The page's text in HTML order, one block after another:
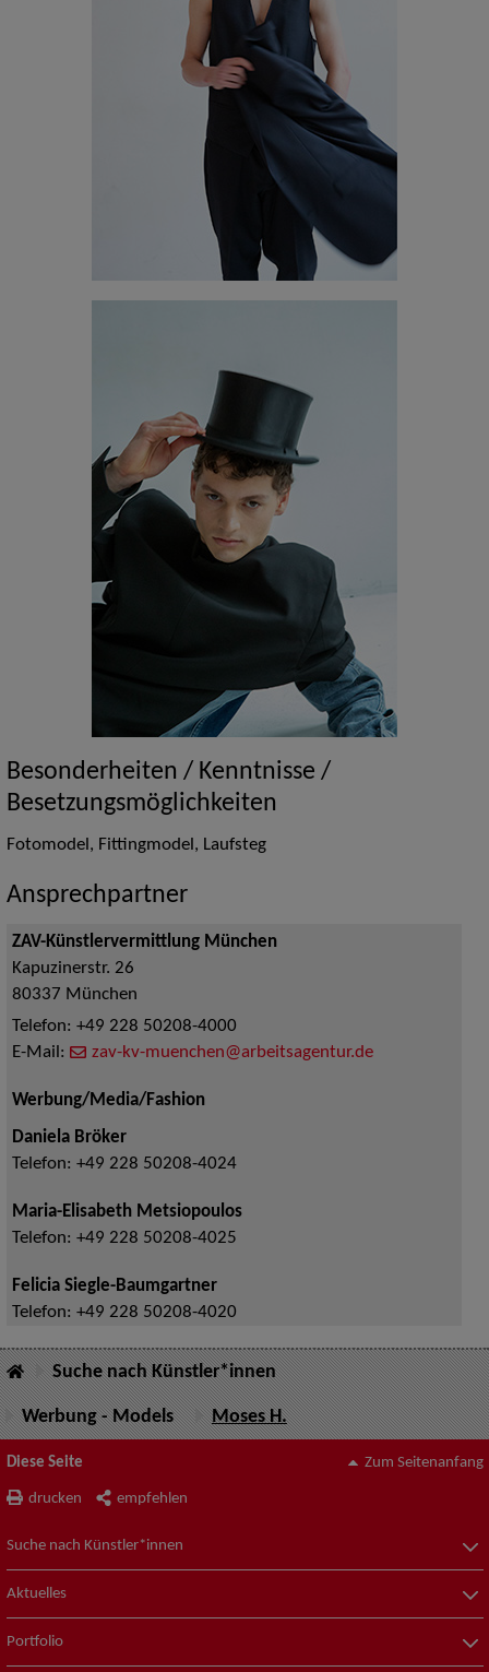
Besonderheiten / Kenntnisse /
Besetzungsmöglichkeiten
Fotomodel, Fittingmodel, Laufsteg
Ansprechpartner
ZAV-Künstlervermittlung München
Kapuzinerstr. 26
80337 München
Telefon: +49 228 50208-4000
E-Mail:
zav-kv-muenchen@arbeitsagentur.de
Werbung/Media/Fashion
Daniela Bröker
Telefon: +49 228 50208-4024
Maria-Elisabeth Metsiopoulos
Telefon: +49 228 50208-4025
Felicia Siegle-Baumgartner
Telefon: +49 228 50208-4020
Suche nach Künstler*innen
Werbung - Models Moses H.
Diese Seite
drucken empfehlen
Zum Seitenanfang
Suche nach Künstler*innen
Aktuelles
Portfolio